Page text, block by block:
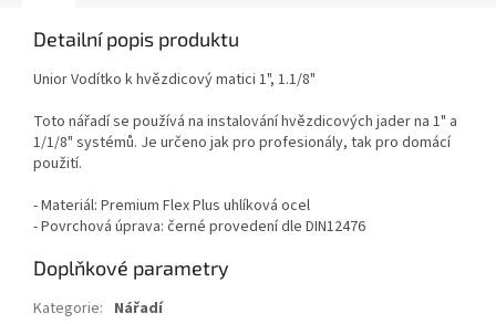
Detailní popis produktu
Unior Vodítko k hvězdicový matici 1", 1.1/8"
Toto nářadí se používá na instalování hvězdicových jader na 1" a
1/1/8" systémů. Je určeno jak pro profesionály, tak pro domácí
použití.
- Materiál: Premium Flex Plus uhlíková ocel
- Povrchová úprava: černé provedení dle DIN12476
Doplňkové parametry
Kategorie: Nářadí